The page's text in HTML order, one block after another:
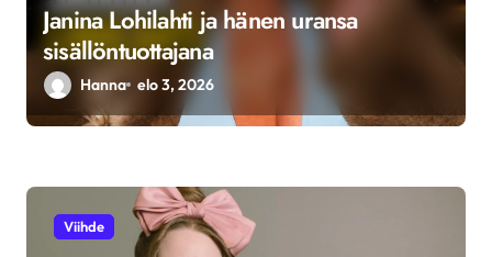
Janina Lohilahti ja hänen uransa
sisällöntuottajana
Hanna elo 3, 2026
Viihde